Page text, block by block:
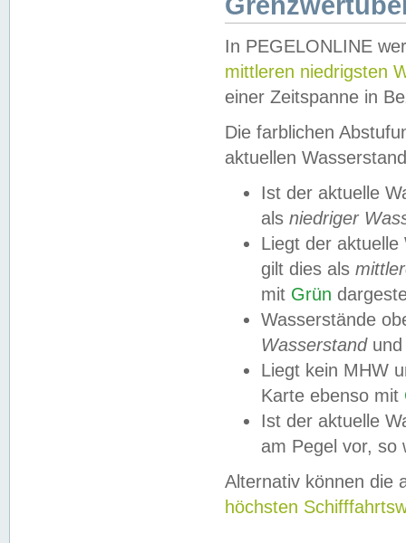
In PEGELONLINE
mittleren niedrigsten
einer Zeitspanne in
Die farblichen
aktuellen
Ist der aktuelle
als niedriger
Liegt der
gilt dies als
mit Grün
Wasserstände
Wasserstandund
Liegt kein MHW
Karte ebenso mit
Ist der aktuelle
am Pegel vor,
Alternativ können die
höchsten